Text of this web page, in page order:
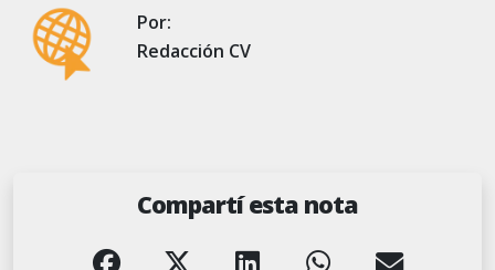
Por:
Redacción CV
Compartí esta nota